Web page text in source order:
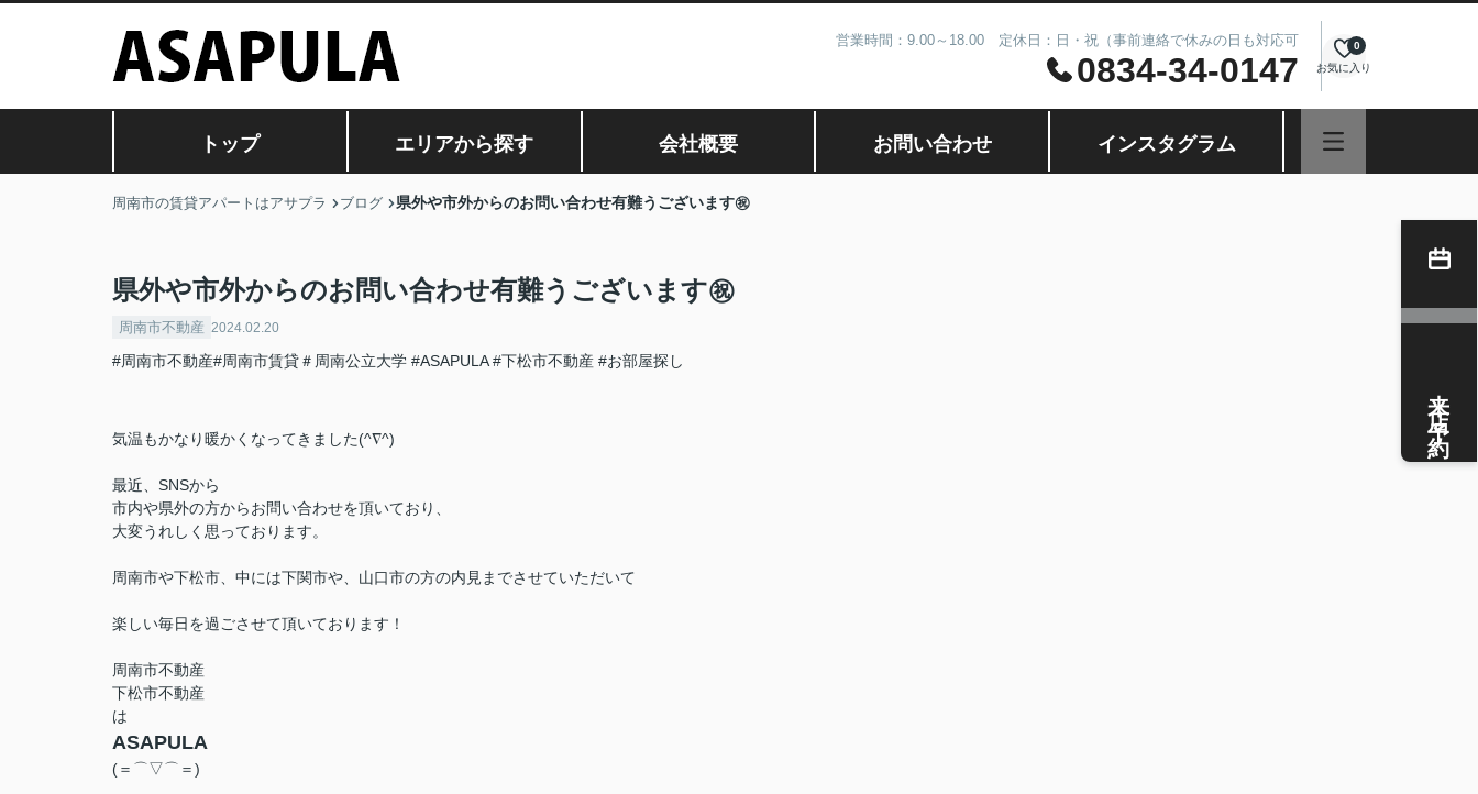
営業時間：9.00～18.00 定休日：日・祝（事前連絡で休みの日も対応可
0834-34-0147 お気に入り
0
トップ エリアから探す 会社概要 お問い合わせ インスタグラム
周南市の賃貸アパートはアサプラ ブログ 県外や市外からのお問い合わせ有難うございます㊗
県外や市外からのお問い合わせ有難うございます㊗
周南市不動産 2024.02.20
#周南市不動産#周南市賃貸＃周南公立大学 #ASAPULA #下松市不動産 #お部屋探し
気温もかなり暖かくなってきました(^∇^)
最近、SNSから
市内や県外の方からお問い合わせを頂いており、
大変うれしく思っております。
周南市や下松市、中には下関市や、山口市の方の内見までさせていただいて
楽しい毎日を過ごさせて頂いております！
周南市不動産
下松市不動産
は
ASAPULA
(＝⌒▽⌒＝)
来店予約